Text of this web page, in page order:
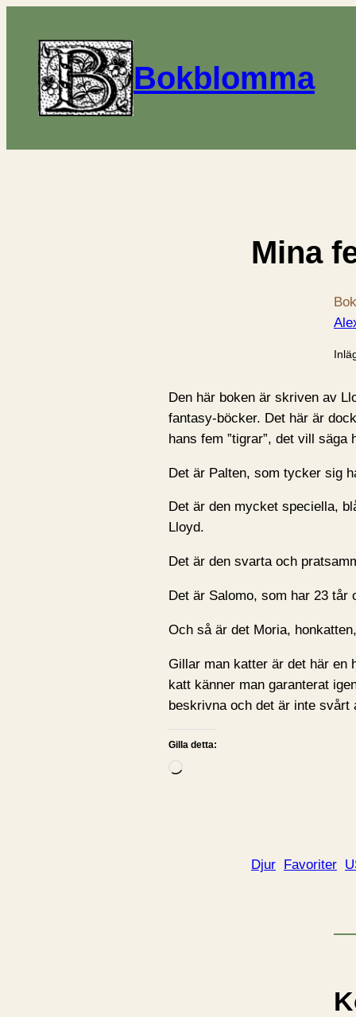
Bokblomma
Mina
Den här boken är skriven av
fantasy-böcker. Det här är
hans fem ”tigrar”, det vill säga
Det är Palten, som tycker sig
Det är den mycket speciella,
Lloyd.
Det är den svarta och
Det är Salomo, som har 23 tår
Och så är det Moria,
Gillar man katter är det här en
katt känner man garanterat
beskrivna och det är inte svårt
Gilla detta:
L
Djur Favoriter